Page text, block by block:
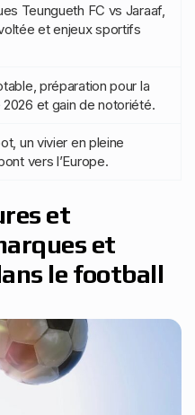
Teungueth FC vs Jaraaf,
et enjeux sportifs
préparation pour la
et gain de notoriété.
un vivier en pleine
vers l’Europe.
et
et
le football